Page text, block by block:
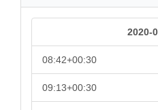
2020-
08:42+00:30
09:13+00:30